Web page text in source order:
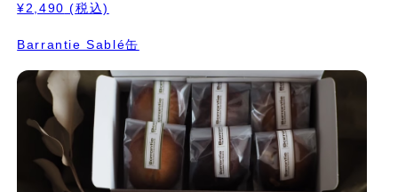
¥2,490 (税込)
Barrantie Sablé缶